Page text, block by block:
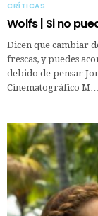
CRÍTICAS
Wolfs | Si no
Dicen que cambiar
frescas, y puedes
debido de pensar
Cinematográfico M…